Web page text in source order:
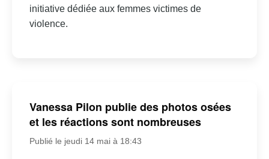
initiative dédiée aux femmes victimes de
violence.
Vanessa Pilon publie des photos osées
et les réactions sont nombreuses
Publié le jeudi 14 mai à 18:43